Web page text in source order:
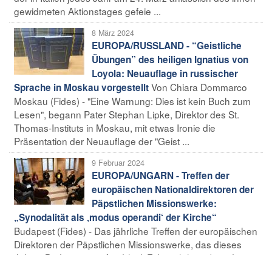
gewidmeten Aktionstages gefeie ...
8 März 2024
EUROPA/RUSSLAND - “Geistliche
Übungen” des heiligen Ignatius von
Loyola: Neuauflage in russischer
Sprache in Moskau vorgestelltVon Chiara Dommarco
Moskau (Fides) - "Eine Warnung: Dies ist kein Buch zum
Lesen", begann Pater Stephan Lipke, Direktor des St.
Thomas-Instituts in Moskau, mit etwas Ironie die
Präsentation der Neuauflage der "Geist ...
9 Februar 2024
EUROPA/UNGARN - Treffen der
europäischen Nationaldirektoren der
Päpstlichen Missionswerke:
„Synodalität als ‚modus operandi‘ der Kirche“
Budapest (Fides) - Das jährliche Treffen der europäischen
Direktoren der Päpstlichen Missionswerke, das dieses